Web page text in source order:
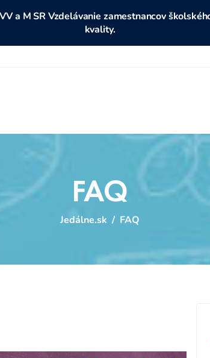
a M SR Vzdelávanie zamestnancov
kvality.
FAQ
Jedálne.sk / FAQ